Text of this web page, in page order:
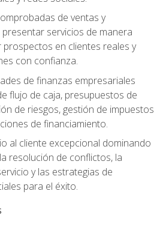
de ventas y
servicios de manera
prospectos en clientes reales y
con confianza.
de finanzas empresariales
flujo de caja, presupuestos de
de riesgos, gestión de impuestos
de financiamiento.
al cliente excepcional dominando
resolución de conflictos, la
y las estrategias de
para el éxito.